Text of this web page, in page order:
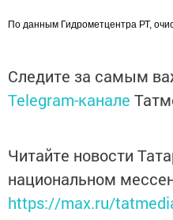
По данным Гидрометцентра РТ,
Следите за самым
Telegram-канале
Читайте новости
национальном
https://max.ru/